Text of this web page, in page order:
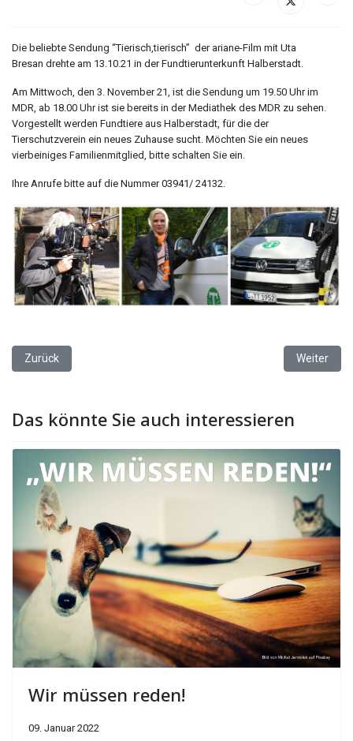
Die beliebte Sendung “Tierisch,tierisch” der ariane-Film mit Uta
Bresan drehte am 13.10.21 in der Fundtierunterkunft Halberstadt.
Am Mittwoch, den 3. November 21, ist die Sendung um 19.50 Uhr im
MDR, ab 18.00 Uhr ist sie bereits in der Mediathek des MDR zu sehen.
Vorgestellt werden Fundtiere aus Halberstadt, für die der
Tierschutzverein ein neues Zuhause sucht. Möchten Sie ein neues
vierbeiniges Familienmitglied, bitte schalten Sie ein.
Ihre Anrufe bitte auf die Nummer 03941/ 24132.
Vorheriger Beitrag: Ende gut, alles gut
Zurück Nächster
Weiter
Das könnte Sie auch interessieren
Wir müssen reden!
09. Januar 2022